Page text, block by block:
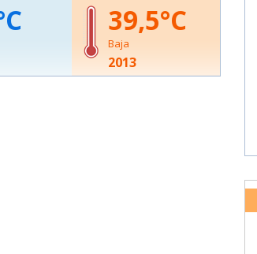
39,5
Baja
2013